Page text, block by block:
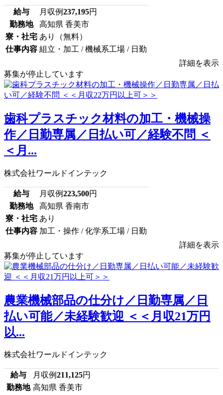
給与 月収例237,195円
勤務地
高知県 香美市
寮・社宅 あり（無料）
仕事内容 組立・加工 / 機械系工場 / 日勤
詳細を表示
募集が停止しています
歯科プラスチック材料の加工・機械操
作／日勤専属／日払い可／経験不問 ＜
＜月...
株式会社ワールドインテック
給与 月収例223,500円
勤務地
高知県 香南市
寮・社宅 あり
仕事内容 加工・操作 / 化学系工場 / 日勤
詳細を表示
募集が停止しています
農業機械部品の仕分け／日勤専属／日
払い可能／未経験歓迎 ＜＜月収21万円
以...
株式会社ワールドインテック
給与 月収例211,125円
勤務地 高知県 香美市